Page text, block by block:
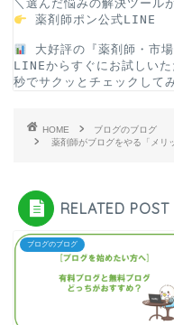
＼選んだ悩みの解決ツール
薬剤師ポン公式LINE
大好評の『薬剤師・市
LINEからすぐにお試しい
秒でサクッとチェックして
HOME
ブログのブログ
薬剤師がブログをやる「メリ
RELATED POST
ブログのブログ